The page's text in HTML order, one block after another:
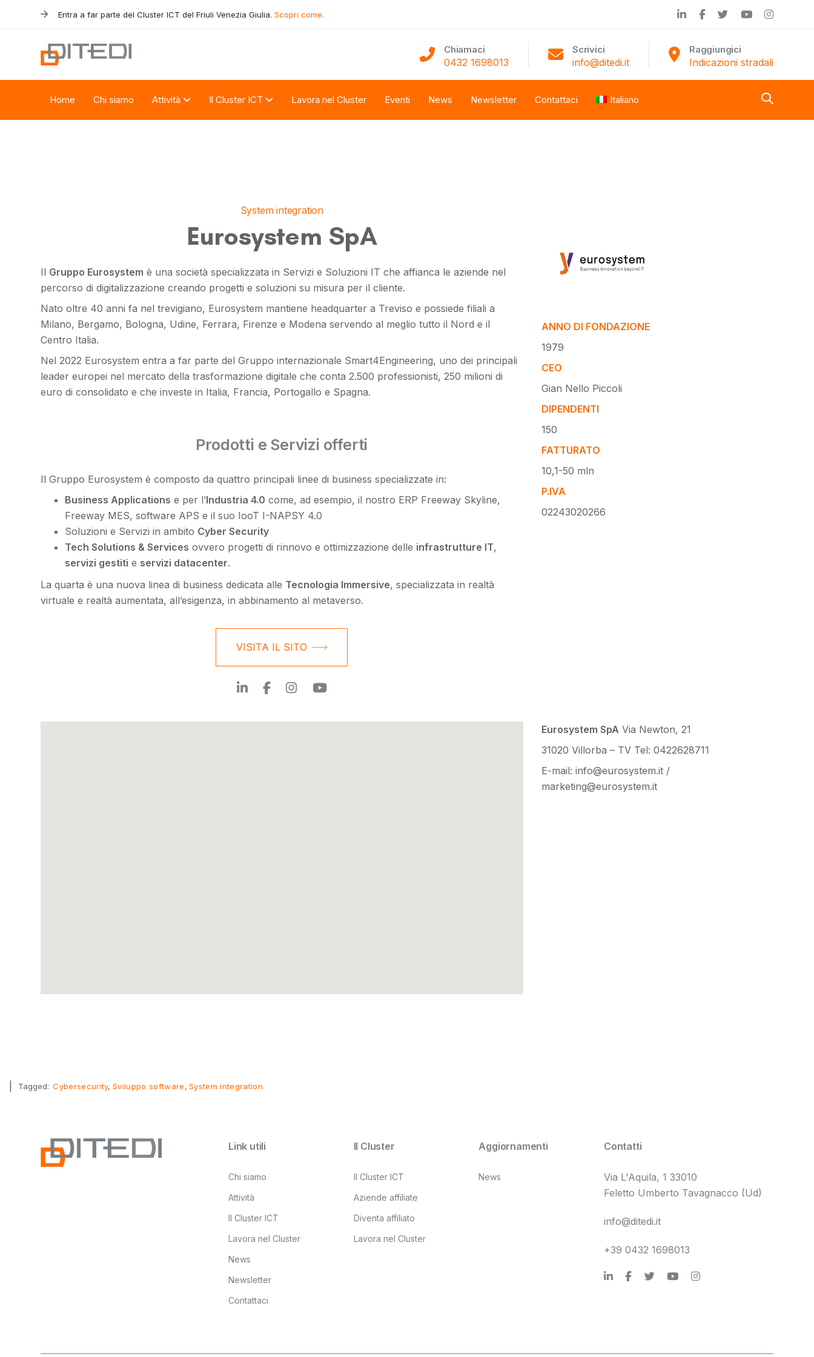
navigation
Entra a far parte del Cluster ICT del Friuli Venezia Giulia. Scopri come.
Chiamaci
0432 1698013
Scrivici
info@ditedi.it
Raggiungici
Indicazioni stradali
Home Chi siamo Attività Il Cluster ICT Lavora nel Cluster Eventi News Newsletter Contattaci Italiano
System integration
Eurosystem SpA
Il Gruppo Eurosystem è una società specializzata in Servizi e Soluzioni IT che affianca le aziende nel
percorso di digitalizzazione creando progetti e soluzioni su misura per il cliente.
Nato oltre 40 anni fa nel trevigiano, Eurosystem mantiene headquarter a Treviso e possiede filiali a
Milano, Bergamo, Bologna, Udine, Ferrara, Firenze e Modena servendo al meglio tutto il Nord e il
Centro Italia.
Nel 2022 Eurosystem entra a far parte del Gruppo internazionale Smart4Engineering, uno dei principali
leader europei nel mercato della trasformazione digitale che conta 2.500 professionisti, 250 milioni di
euro di consolidato e che investe in Italia, Francia, Portogallo e Spagna.
Prodotti e Servizi offerti
Il Gruppo Eurosystem è composto da quattro principali linee di business specializzate in:
Business Applications e per l’Industria 4.0 come, ad esempio, il nostro ERP Freeway Skyline,
Freeway MES, software APS e il suo IooT I-NAPSY 4.0
Soluzioni e Servizi in ambito Cyber Security
Tech Solutions & Services ovvero progetti di rinnovo e ottimizzazione delle infrastrutture IT,
servizi gestiti e servizi datacenter.
La quarta è una nuova linea di business dedicata alle Tecnologia Immersive, specializzata in realtà
virtuale e realtà aumentata, all’esigenza, in abbinamento al metaverso.
VISITA IL SITO
ANNO DI FONDAZIONE
1979
CEO
Gian Nello Piccoli
DIPENDENTI
150
FATTURATO
10,1-50 mln
P.IVA
02243020266
Eurosystem SpA Via Newton, 21
31020 Villorba – TV Tel: 0422628711
E-mail: info@eurosystem.it /
marketing@eurosystem.it
Tagged: Cybersecurity Sviluppo software System integration
Link utili
Chi siamo
Attività
Il Cluster ICT
Lavora nel Cluster
News
Newsletter
Contattaci
Il Cluster
Il Cluster ICT
Aziende affiliate
Diventa affiliato
Lavora nel Cluster
Aggiornamenti
News
Contatti
Via L'Aquila, 1 33010
Feletto Umberto Tavagnacco (Ud)
info@ditedi.it
+39 0432 1698013